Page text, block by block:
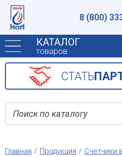
8 (800)
КАТАЛОГ
товаров
CТАТЬ
Главная Продукция
Счетчики